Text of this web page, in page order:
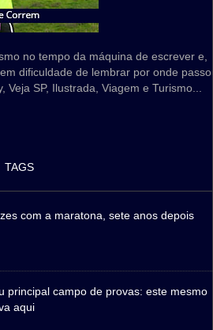
no tempo da máquina de escrever e,
dificuldade de lembrar por onde
Veja SP, Ilustrada, Viagem e Turismo...
TAGS
com a maratona, sete anos depois
principal campo de provas: este mesmo
aqui